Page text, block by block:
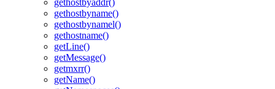
gethostbyaddr()
gethostbyname()
gethostbynamel()
gethostname()
getLine()
getMessage()
getmxrr()
getName()